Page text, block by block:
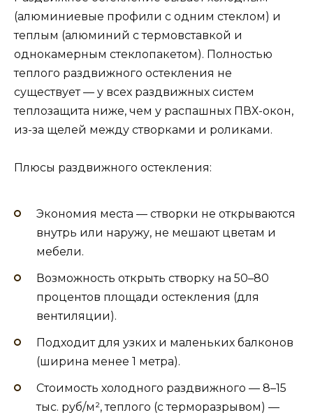
(алюминиевые профили с одним стеклом) и
теплым (алюминий с термовставкой и
однокамерным стеклопакетом). Полностью
теплого раздвижного остекления не
существует — у всех раздвижных систем
теплозащита ниже, чем у распашных ПВХ-окон,
из-за щелей между створками и роликами.
Плюсы раздвижного остекления:
Экономия места — створки не открываются
внутрь или наружу, не мешают цветам и
мебели.
Возможность открыть створку на 50–80
процентов площади остекления (для
вентиляции).
Подходит для узких и маленьких балконов
(ширина менее 1 метра).
Стоимость холодного раздвижного — 8–15
тыс. руб/м², теплого (с терморазрывом) —